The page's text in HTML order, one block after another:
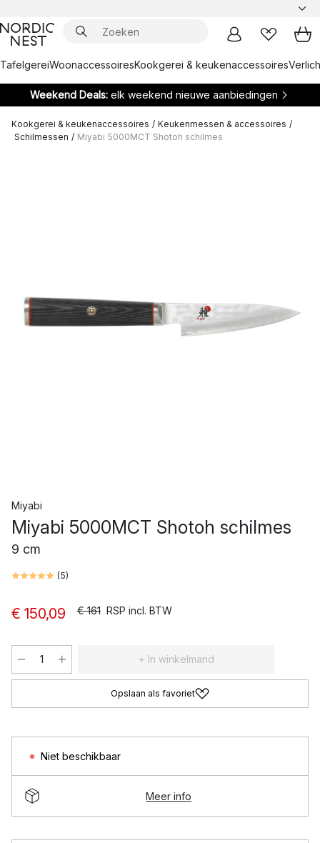
TafelgereiWoonaccessoiresKookgerei & keukenaccessoires
Weekend Deals: elk weekend nieuwe aanbiedingen
Kookgerei & keukenaccessoires / Keukenmessen & accessoires /
Schilmessen / Miyabi 5000MCT Shotoh schilmes
Miyabi
Miyabi 5000MCT Shotoh schilmes
9 cm
(5)
€ 150,09 € 161 RSP incl. BTW
+ In winkelmand
Opslaan als favoriet
Niet beschikbaar
Meer info